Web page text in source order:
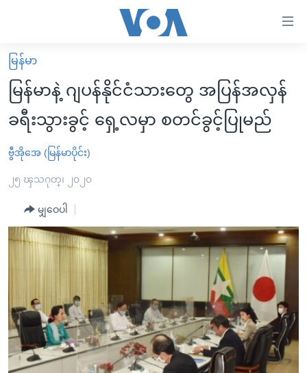
လွယ်ကူ
စေ
သည့်
Link
များ
ပင်မ
ကျော်
အ
ညွန်း
စာမျက်နှာ
မူလစာမျက်နှာ
မြန်မာ
ကမ္ဘာ့သတင်းများ
နိုင်ငံတကာ
အစ္စရေး-ပါလက်စတိုင်း
ဗွီဒီယို
အင်္ဂလိပ်စာလေ့လာမယ်
အမေရိကန်သုံးအီဒီယံ
ရုပ်ရှင်ထဲက အင်္ဂလိပ်စာ
သုတပဒေသာ အင်္ဂလိပ်စာ
အပတ်စဉ်ကဏ္ဍများ
ရေဒီယိုနှင့်ရုပ်သံ အချက်အလက်များ
ရေဒီယို/တီဗွီအစီအစဉ်
Learning English
ဗွီအိုအေ လူမှုကွန်ယက်များ
မြန်မာ
မြန်မာနဲ့ ဂျပန်နိုင်ငံသားတွေ အပြန်အလှန်
ခရီးသွားခွင့် ရှေ့လမှာ စတင်ခွင့်ပြုမည်
ဗွီအိုအေ (မြန်မာပိုင်း)
၂၅ ၾသဂုတ္၊ ၂၀၂၀
မျှဝေပါ